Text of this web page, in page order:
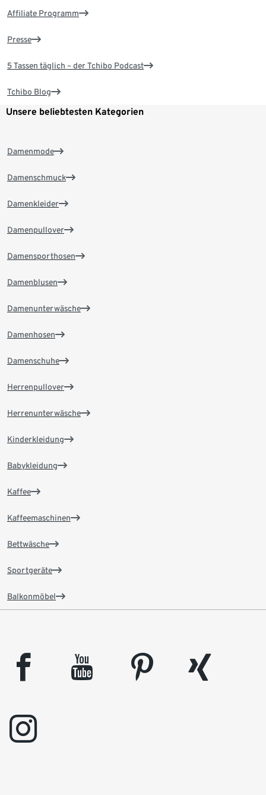
Affiliate Programm
Presse
5 Tassen täglich – der Tchibo Podcast
Tchibo Blog
Unsere beliebtesten Kategorien
Damenmode
Damenschmuck
Damenkleider
Damenpullover
Damensporthosen
Damenblusen
Damenunterwäsche
Damenhosen
Damenschuhe
Herrenpullover
Herrenunterwäsche
Kinderkleidung
Babykleidung
Kaffee
Kaffeemaschinen
Bettwäsche
Sportgeräte
Balkonmöbel
facebook youtube pinterest
xing
instagram